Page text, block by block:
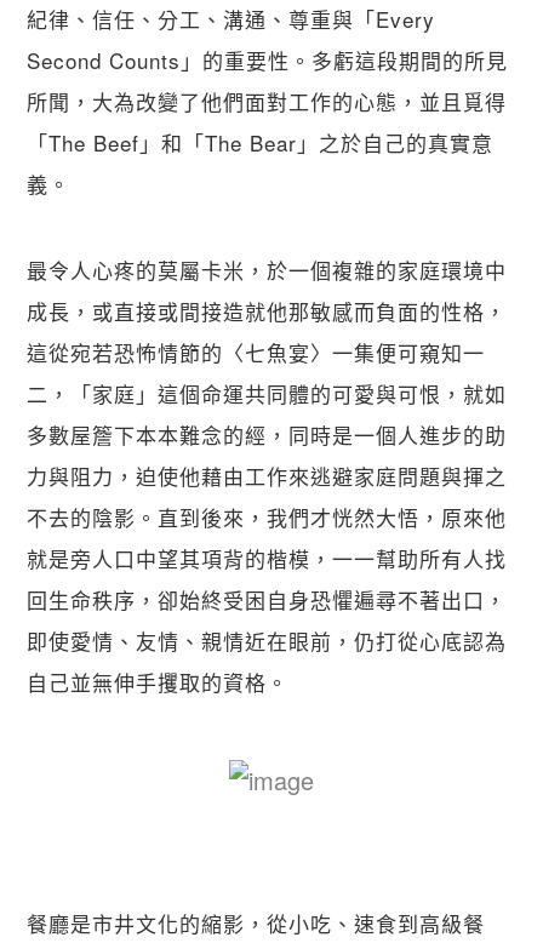
紀律、信任、分工、溝通、尊重與「Every
Second Counts」的重要性。多虧這段期間的所見
所聞，大為改變了他們面對工作的心態，並且覓得
「The Beef」和「The Bear」之於自己的真實意
義。
最令人心疼的莫屬卡米，於一個複雜的家庭環境中
成長，或直接或間接造就他那敏感而負面的性格，
這從宛若恐怖情節的〈七魚宴〉一集便可窺知一
二，「家庭」這個命運共同體的可愛與可恨，就如
多數屋簷下本本難念的經，同時是一個人進步的助
力與阻力，迫使他藉由工作來逃避家庭問題與揮之
不去的陰影。直到後來，我們才恍然大悟，原來他
就是旁人口中望其項背的楷模，一一幫助所有人找
回生命秩序，卻始終受困自身恐懼遍尋不著出口，
即使愛情、友情、親情近在眼前，仍打從心底認為
自己並無伸手攫取的資格。
餐廳是市井文化的縮影，從小吃、速食到高級餐